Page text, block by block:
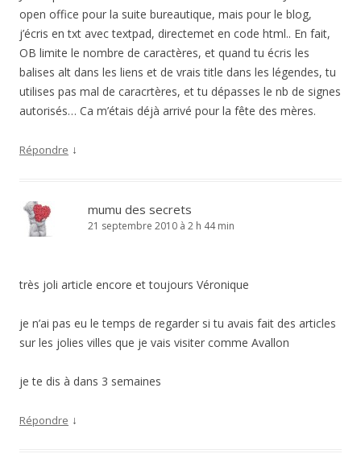
open office pour la suite bureautique, mais pour le blog,
j’écris en txt avec textpad, directemet en code html.. En fait,
OB limite le nombre de caractères, et quand tu écris les
balises alt dans les liens et de vrais title dans les légendes, tu
utilises pas mal de caracrtères, et tu dépasses le nb de signes
autorisés… Ca m’étais déjà arrivé pour la fête des mères.
Répondre ↓
mumu des secrets
21 septembre 2010 à 2 h 44 min
très joli article encore et toujours Véronique
je n’ai pas eu le temps de regarder si tu avais fait des articles
sur les jolies villes que je vais visiter comme Avallon
je te dis à dans 3 semaines
Répondre ↓